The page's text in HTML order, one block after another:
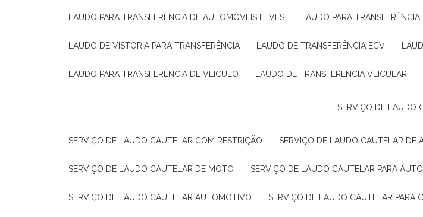
LAUDO PARA TRANSFERÊNCIA DE AUTOMÓVEIS LEVES LAUDO PARA
LAUDO DE VISTORIA PARA TRANSFERÊNCIA LAUDO DE TRANSFERÊNCIA ECV
LAUDO PARA TRANSFERÊNCIA DE VEICULO LAUDO DE TRANSFERÊNCIA VEICULAR
SERVIÇO DE LAUDO
SERVIÇO DE LAUDO CAUTELAR COM RESTRIÇÃO SERVIÇO DE LAUDO CAUTELAR DE
SERVIÇO DE LAUDO CAUTELAR DE MOTO SERVIÇO DE LAUDO CAUTELAR PARA
SERVIÇO DE LAUDO CAUTELAR AUTOMOTIVO SERVIÇO DE LAUDO CAUTELAR PARA